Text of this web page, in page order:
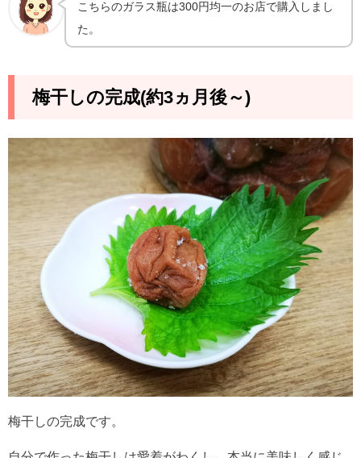
こちらのガラス瓶は300円均一のお店で購入しまし
た。
梅干しの完成(約3ヵ月後～)
梅干しの完成です。